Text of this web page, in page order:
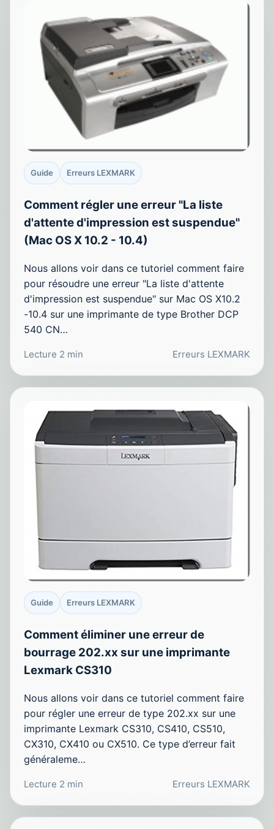
Guide Erreurs LEXMARK
Comment régler une erreur "La liste
d'attente d'impression est suspendue"
(Mac OS X 10.2 - 10.4)
Nous allons voir dans ce tutoriel comment faire
pour résoudre une erreur "La liste d'attente
d'impression est suspendue" sur Mac OS X10.2
-10.4 sur une imprimante de type Brother DCP
540 CN…
Lecture 2 min Erreurs LEXMARK
Guide Erreurs LEXMARK
Comment éliminer une erreur de
bourrage 202.xx sur une imprimante
Lexmark CS310
Nous allons voir dans ce tutoriel comment faire
pour régler une erreur de type 202.xx sur une
imprimante Lexmark CS310, CS410, CS510,
CX310, CX410 ou CX510. Ce type d’erreur fait
généraleme…
Lecture 2 min Erreurs LEXMARK